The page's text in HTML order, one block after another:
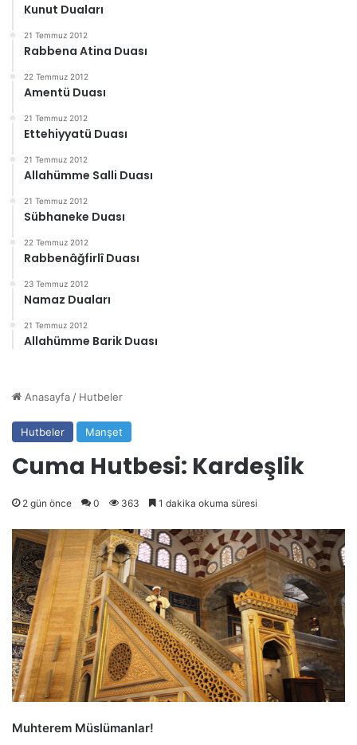
Kunut Duaları
21 Temmuz 2012
Rabbena Atina Duası
22 Temmuz 2012
Amentü Duası
21 Temmuz 2012
Ettehiyyatü Duası
21 Temmuz 2012
Allahümme Salli Duası
21 Temmuz 2012
Sübhaneke Duası
22 Temmuz 2012
Rabbenâğfirlî Duası
23 Temmuz 2012
Namaz Duaları
21 Temmuz 2012
Allahümme Barik Duası